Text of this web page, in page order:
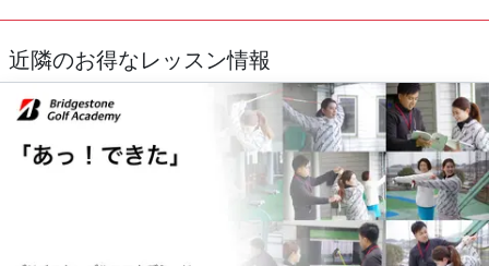
近隣のお得なレッスン情報